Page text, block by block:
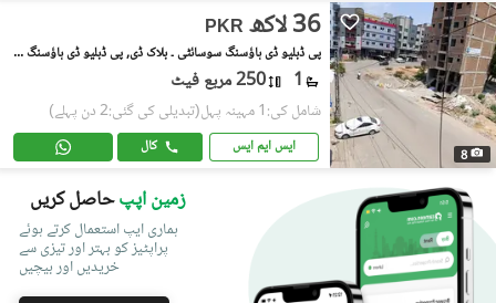
8
PKR 36 لاکھ
پی ڈبلیو ڈی ہاؤسنگ سوسائٹی ۔ بلاک ڈی, پی ڈبلیو ڈی ہاؤسنگ سکیم
1 250 مربع فیٹ
شامل کی:1 مہینہ پہل (تبدیلی کی گئی:2 دن پہلے)
ایس ایم ایس کال
زمین اپپحاصل کریں
ہماری ایپ استعمال کرتے ہوئے
پراپٹیز کو بہتر اور تیزی سے
خریدیں اور بیچیں